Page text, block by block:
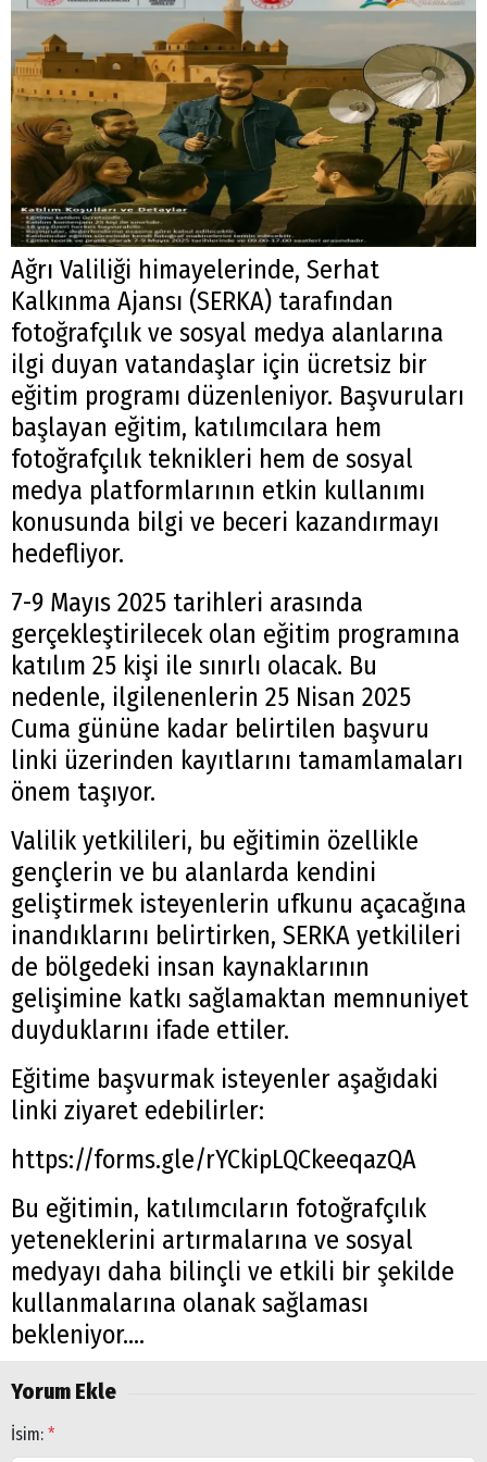
Ağrı Valiliği himayelerinde, Serhat
Kalkınma Ajansı (SERKA) tarafından
fotoğrafçılık ve sosyal medya alanlarına
ilgi duyan vatandaşlar için ücretsiz bir
eğitim programı düzenleniyor. Başvuruları
başlayan eğitim, katılımcılara hem
fotoğrafçılık teknikleri hem de sosyal
medya platformlarının etkin kullanımı
konusunda bilgi ve beceri kazandırmayı
hedefliyor.
7-9 Mayıs 2025 tarihleri arasında
gerçekleştirilecek olan eğitim programına
katılım 25 kişi ile sınırlı olacak. Bu
nedenle, ilgilenenlerin 25 Nisan 2025
Cuma gününe kadar belirtilen başvuru
linki üzerinden kayıtlarını tamamlamaları
önem taşıyor.
Valilik yetkilileri, bu eğitimin özellikle
gençlerin ve bu alanlarda kendini
geliştirmek isteyenlerin ufkunu açacağına
inandıklarını belirtirken, SERKA yetkilileri
de bölgedeki insan kaynaklarının
gelişimine katkı sağlamaktan memnuniyet
duyduklarını ifade ettiler.
Eğitime başvurmak isteyenler aşağıdaki
linki ziyaret edebilirler:
https://forms.gle/rYCkipLQCkeeqazQA
Bu eğitimin, katılımcıların fotoğrafçılık
yeteneklerini artırmalarına ve sosyal
medyayı daha bilinçli ve etkili bir şekilde
kullanmalarına olanak sağlaması
bekleniyor....
Yorum Ekle
İsim: *